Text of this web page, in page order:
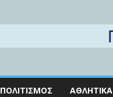
ΠΟΛΙΤΙΣΜΌΣ ΑΘΛΗΤΙΚΆ